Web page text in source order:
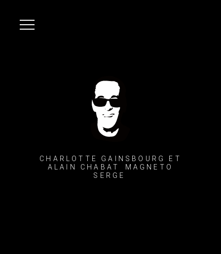
CHARLOTTE GAINSBOURG ET
ALAIN CHABAT MAGNETO
SERGE